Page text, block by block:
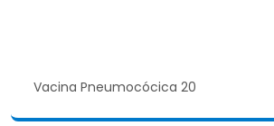
Vacina Pneumocócica 20